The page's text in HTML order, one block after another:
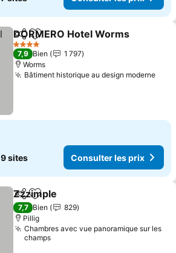
PartagerAjouter à mes favoris
DORMERO Hotel Worms
4 Étoiles
7,9 Bien
1 797
Worms
Bâtiment historique au design moderne
9 sites Consulter les prix
PartagerAjouter à mes favoris
Zzzimple
7,7 Bien
829
Pillig
Chambres avec vue panoramique sur les
champs